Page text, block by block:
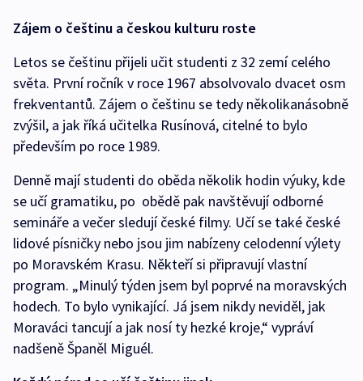
Zájem o češtinu a českou kulturu roste
Letos se češtinu přijeli učit studenti z 32 zemí celého
světa. První ročník v roce 1967 absolvovalo dvacet osm
frekventantů. Zájem o češtinu se tedy několikanásobně
zvýšil, a jak říká učitelka Rusínová, citelné to bylo
především po roce 1989.
Denně mají studenti do oběda několik hodin výuky, kde
se učí gramatiku, po obědě pak navštěvují odborné
semináře a večer sledují české filmy. Učí se také české
lidové písničky nebo jsou jim nabízeny celodenní výlety
po Moravském Krasu. Někteří si připravují vlastní
program. „Minulý týden jsem byl poprvé na moravských
hodech. To bylo vynikající. Já jsem nikdy neviděl, jak
Moraváci tancují a jak nosí ty hezké kroje,“ vypráví
nadšeně Španěl Miguél.